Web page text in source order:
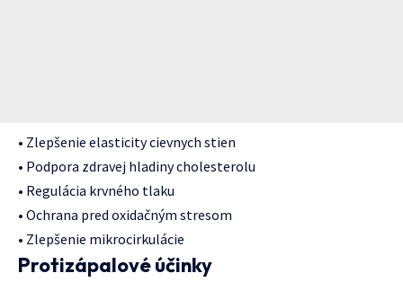
• Zlepšenie elasticity cievnych stien
• Podpora zdravej hladiny cholesterolu
• Regulácia krvného tlaku
• Ochrana pred oxidačným stresom
• Zlepšenie mikrocirkulácie
Protizápalové účinky